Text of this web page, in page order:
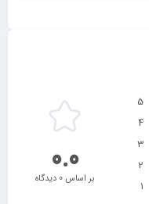
5
4
3
2
1
0.0بر اساس 0 دیدگاه